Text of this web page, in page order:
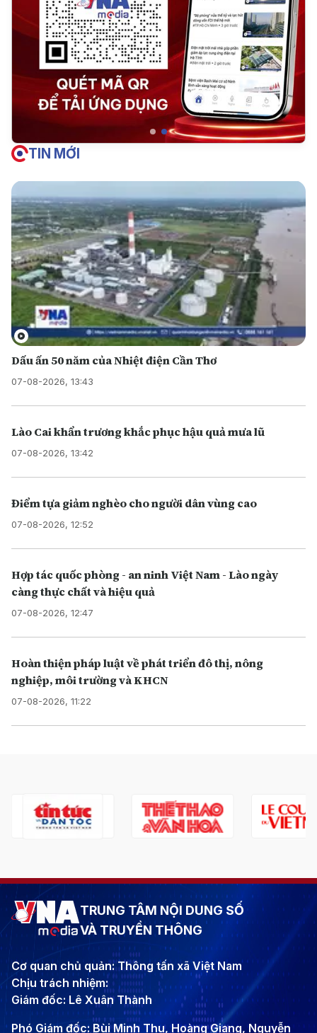
TIN MỚI
Dấu ấn 50 năm của Nhiệt điện Cần Thơ
07-08-2026, 13:43
Lào Cai khẩn trương khắc phục hậu quả mưa lũ
07-08-2026, 13:42
Điểm tựa giảm nghèo cho người dân vùng cao
07-08-2026, 12:52
Hợp tác quốc phòng - an ninh Việt Nam - Lào ngày
càng thực chất và hiệu quả
07-08-2026, 12:47
Hoàn thiện pháp luật về phát triển đô thị, nông
nghiệp, môi trường và KHCN
07-08-2026, 11:22
TRUNG TÂM NỘI DUNG SỐ
VÀ TRUYỀN THÔNG
Cơ quan chủ quản: Thông tấn xã Việt Nam
Chịu trách nhiệm:
Giám đốc: Lê Xuân Thành
Phó Giám đốc: Bùi Minh Thu, Hoàng Giang, Nguyễn